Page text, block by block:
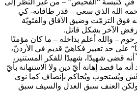
في كنيسة “الفحيص” – من غير النّظر إلى
الله الذي سعى – قدر طاقاته- كي
فوق التزمّت وضيق الآفاق والفئويّة
الآخر بشكل قاتل.
– والله أعلم بداخله – ما كان مؤمنًا
على حد تعبير فكاهيّ قديم في الأردنّ،
أنه قضى شهيدًا، شهيدًا للفكر المستنير،
أنه ما قصد إهانة أيّ دين ولا الاستهانة بأيّ
ويُستجوب ويُحاكم بإنصاف كما نوى
ولكن العنف سبق العدل والسيف سبق